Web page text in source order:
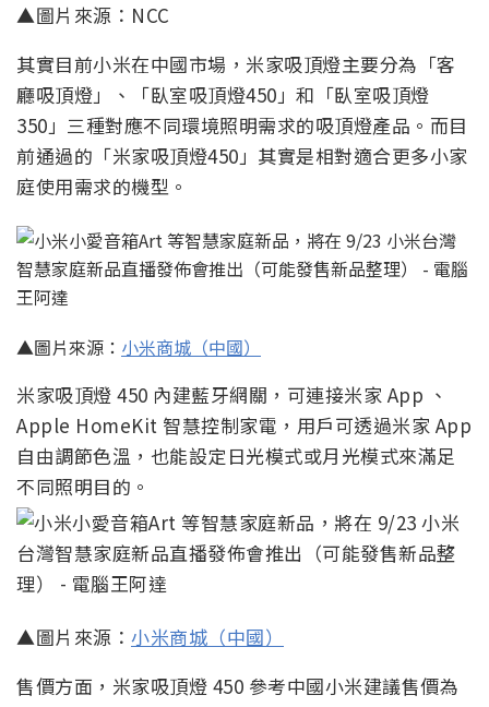
▲圖片來源：NCC
其實目前小米在中國市場，米家吸頂燈主要分為「客
廳吸頂燈」、「臥室吸頂燈450」和「臥室吸頂燈
350」三種對應不同環境照明需求的吸頂燈產品。而目
前通過的「米家吸頂燈450」其實是相對適合更多小家
庭使用需求的機型。
▲圖片來源： 小米商城（中國）
米家吸頂燈 450 內建藍牙網關，可連接米家 App 、
Apple HomeKit 智慧控制家電，用戶可透過米家 App
自由調節色溫，也能設定日光模式或月光模式來滿足
不同照明目的。
▲圖片來源： 小米商城（中國）
售價方面，米家吸頂燈 450 參考中國小米建議售價為